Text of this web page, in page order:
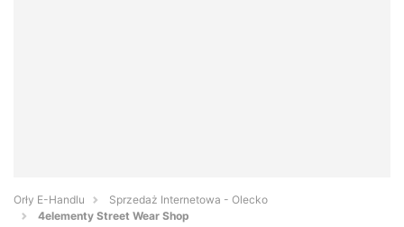
Orły E-Handlu
Sprzedaż Internetowa - Olecko
4elementy Street Wear Shop